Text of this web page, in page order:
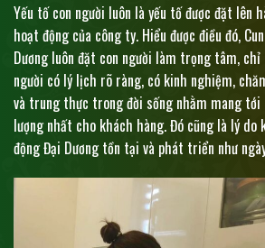
Yếu tố con người luôn là yếu tố được đặt lên
hoạt động của công ty. Hiểu được điều đó,
Dương luôn đặt con người làm trọng tâm, chỉ
người có lý lịch rõ ràng, có kinh nghiệm,
và trung thực trong đời sống nhằm mang
lượng nhất cho khách hàng. Đó cũng là lý do
động Đại Dương tồn tại và phát triển như